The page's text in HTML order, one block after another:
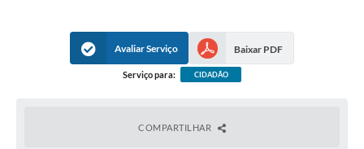
Avaliar Serviço Baixar PDF
Serviço para: CIDADÃO
COMPARTILHAR